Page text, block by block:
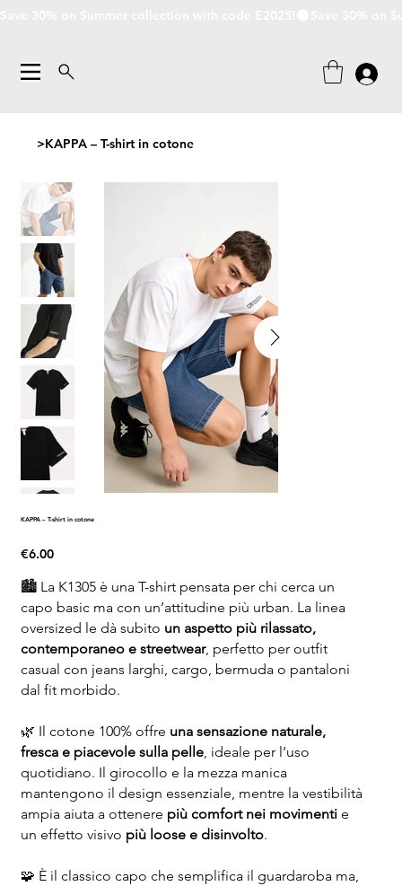
>KAPPA – T-shirt in cotone
KAPPA – T-shirt in cotone
Price
€6.00
🏙️ La K1305 è una T-shirt pensata per chi cerca un
capo basic ma con un’attitudine più urban. La linea
oversized le dà subito un aspetto più rilassato,
contemporaneo e streetwear, perfetto per outfit
casual con jeans larghi, cargo, bermuda o pantaloni
dal fit morbido.
🌿 Il cotone 100% offre una sensazione naturale,
fresca e piacevole sulla pelle, ideale per l’uso
quotidiano. Il girocollo e la mezza manica
mantengono il design essenziale, mentre la vestibilità
ampia aiuta a ottenere più comfort nei movimentie
un effetto visivo più loose e disinvolto.
🧩 È il classico capo che semplifica il guardaroba ma,